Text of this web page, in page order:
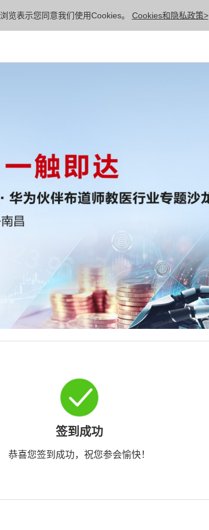
览表示您同意我们使用Cookies。 Cookies和隐私政策>
签到成功
恭喜您签到成功，祝您参会愉快！